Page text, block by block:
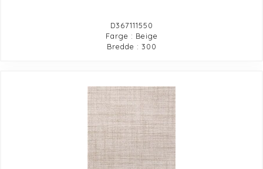
D367111550
Farge : Beige
Bredde : 300